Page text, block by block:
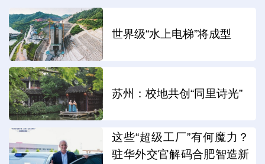
世界级“水上电梯”将成型
苏州：校地共创“同里诗光”
这些“超级工厂”有何魔力？
驻华外交官解码合肥智造新